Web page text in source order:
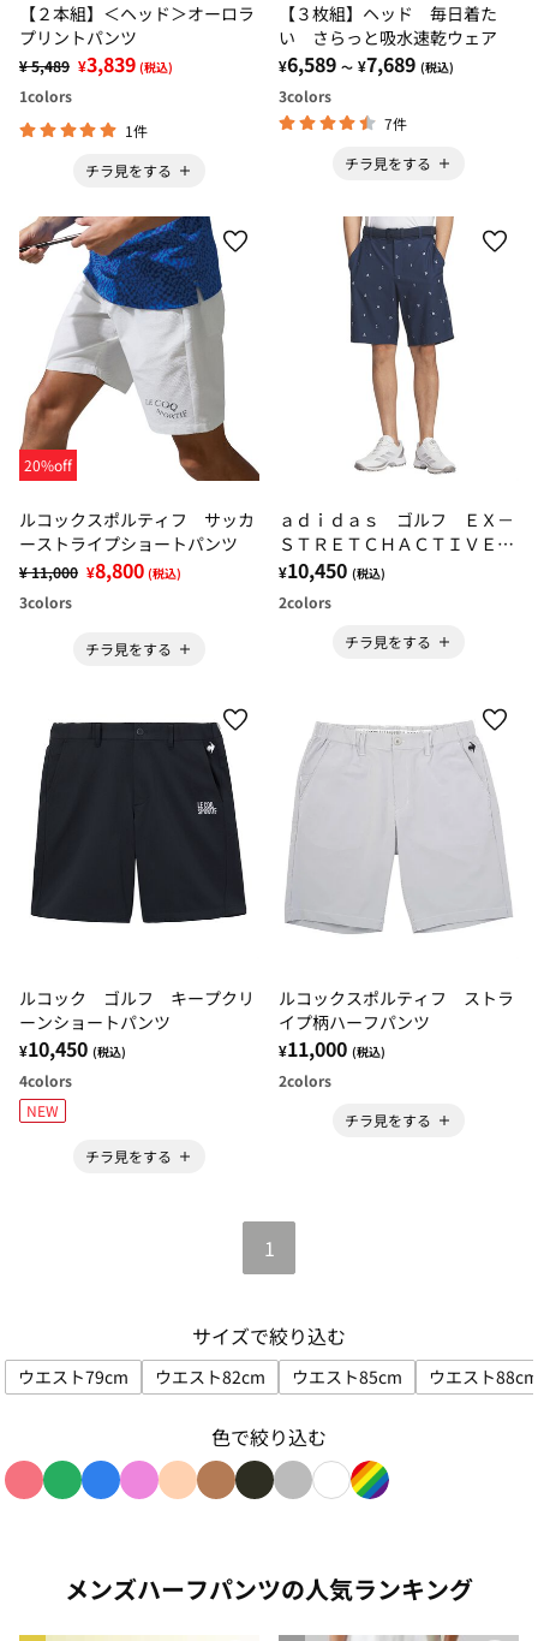
【２本組】＜ヘッド＞オーロラ
プリントパンツ
¥ 5,489 ¥3,839 (税込)
1colors
1件
チラ見をする
【３枚組】ヘッド 毎日着た
い さらっと吸水速乾ウェア
¥6,589 ～ ¥7,689 (税込)
3colors
7件
チラ見をする
20%off
ルコックスポルティフ サッカ
ーストライプショートパンツ
¥ 11,000 ¥8,800 (税込)
3colors
チラ見をする
ａｄｉｄａｓ ゴルフ ＥＸ－
ＳＴＲＥＴＣＨＡＣＴＩＶＥ撥
水 モノグラムショートパンツ
¥10,450 (税込)
2colors
チラ見をする
ルコック ゴルフ キープクリ
ーンショートパンツ
¥10,450 (税込)
4colors
NEW
チラ見をする
ルコックスポルティフ ストラ
イプ柄ハーフパンツ
¥11,000 (税込)
2colors
チラ見をする
1
サイズで絞り込む
ウエスト79cm
サイズで絞り込み: ウエスト79cm
ウエスト82cm
サイズで絞り込み: ウエスト82cm
ウエスト85cm
サイズで絞り込み: ウエ
ウエスト88cm
サイ
色で絞り込む
メンズハーフパンツの人気ランキング